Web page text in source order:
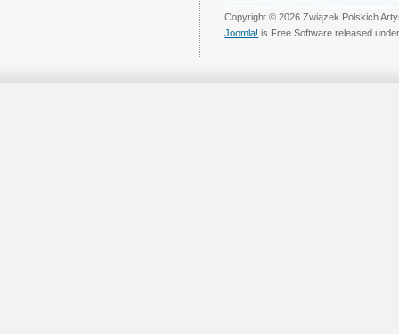
Copyright © 2026 Związek Polskich
Joomla! is Free Software released